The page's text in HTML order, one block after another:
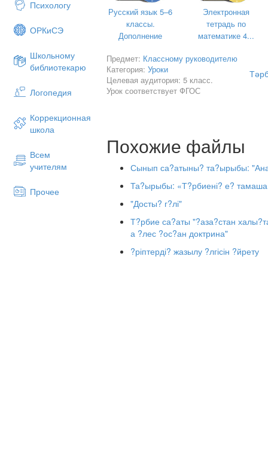
Психологу
ОРКиСЭ
Школьному
библиотекарю
Логопедия
Коррекционная
школа
Всем
учителям
Прочее
Русский язык 5–6
классы.
Дополнение
Электронная
тетрадь по
математике 4...
Предмет: Классному руководителю
Категория:Уроки
Целевая аудитория: 5 класс.
Урок соответствует ФГОС
Похожие файлы
Сынып са?атыны? та?ырыбы:
Та?ырыбы: «Т?рбиені? е? тамаша
"Досты? г?лі"
Т?рбие са?аты "?аза?стан
а ?лес ?ос?ан доктрина"
?ріптерді? жазылу ?лгісін ?йрету